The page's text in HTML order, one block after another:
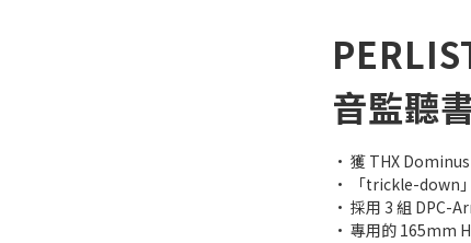
音監聽
• 獲 THX
• 「trickle-down
• 採用 3 組 DPC-
• 專用的 165mm